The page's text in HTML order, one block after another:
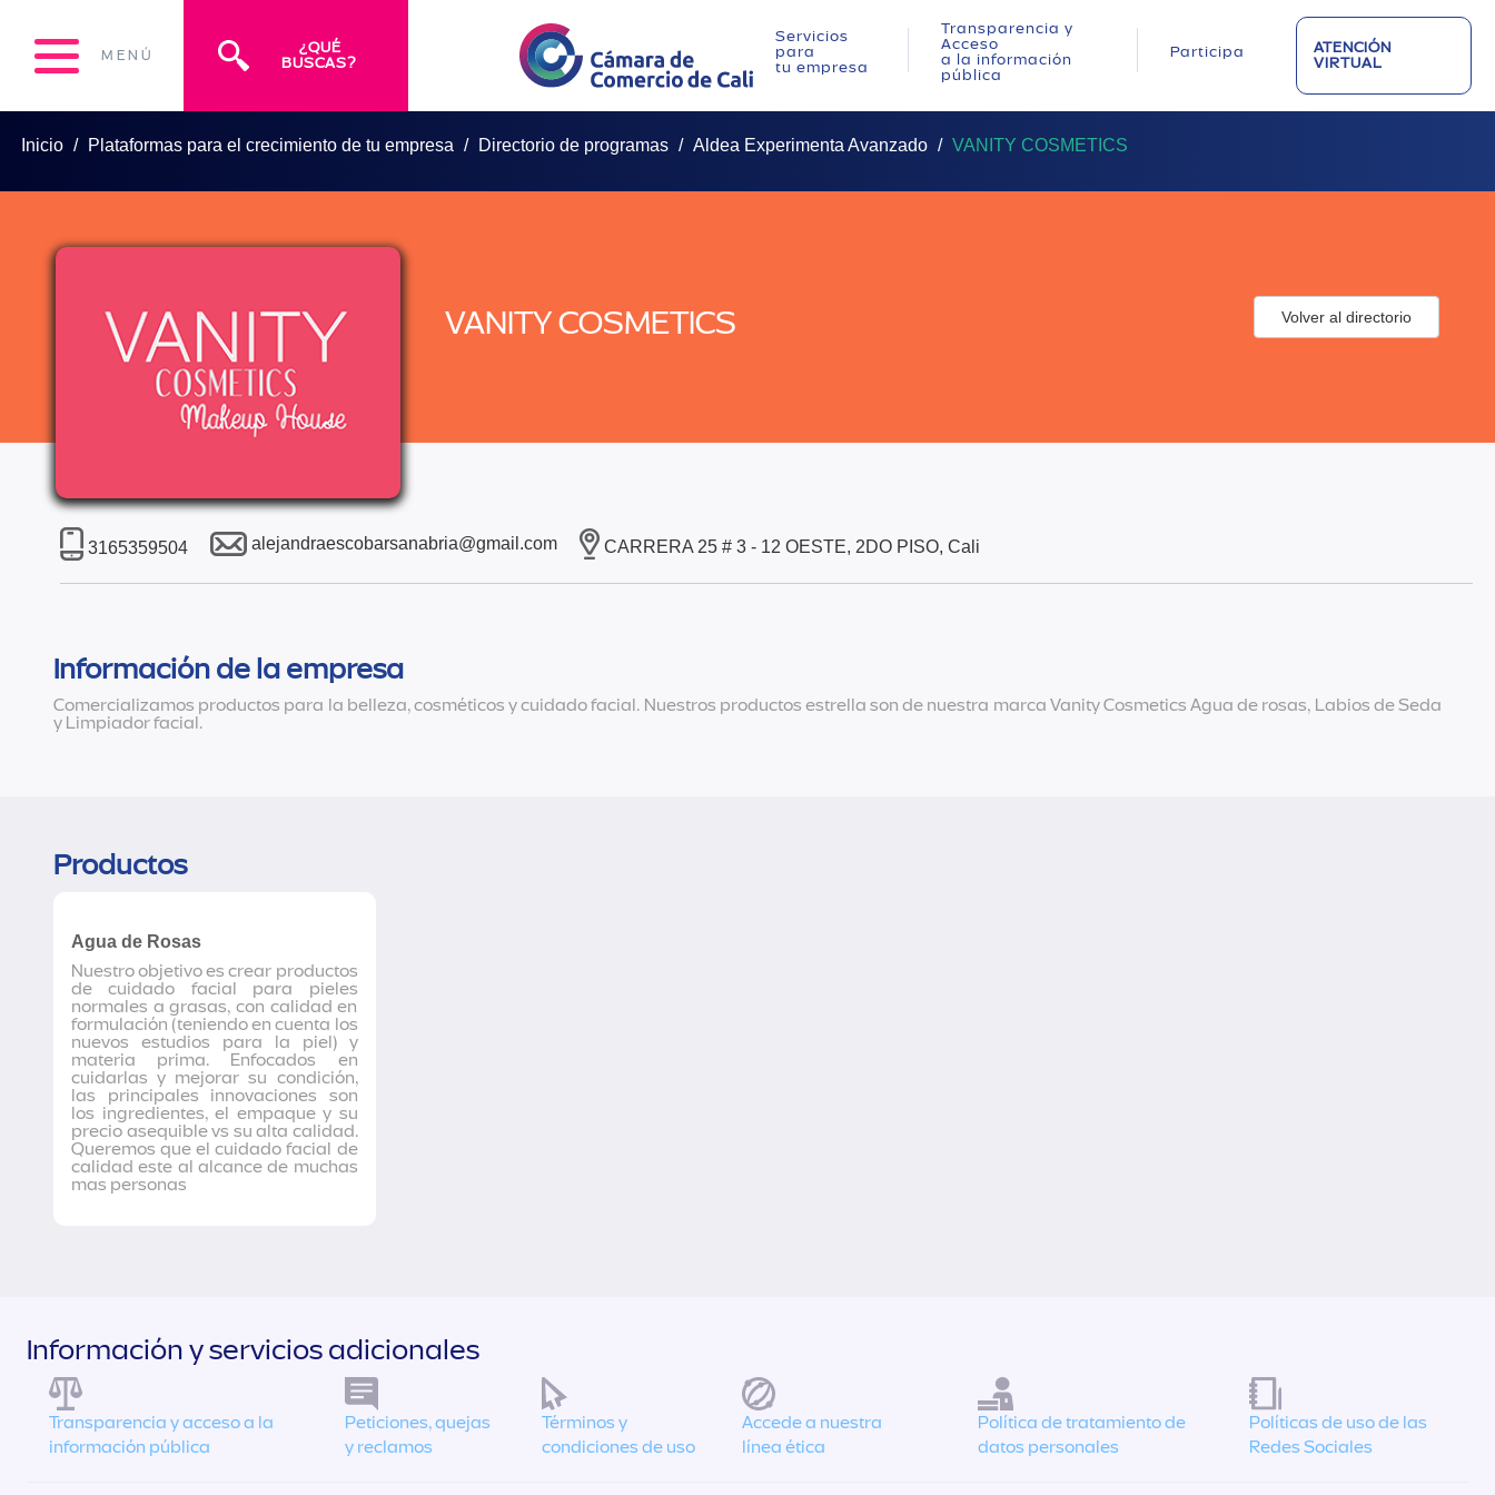
MENÚ
¿QUÉ
BUSCAS?
Servicios
para
tu empresa
Transparencia y
Acceso
a la información
pública
Participa
ATENCIÓN
VIRTUAL
Inicio Plataformas para el crecimiento de tu empresa Directorio de programas Aldea Experimenta Avanzado VANITY COSMETICS
VANITY COSMETICS Volver al directorio
3165359504 alejandraescobarsanabria@gmail.com CARRERA 25 # 3 - 12 OESTE, 2DO PISO, Cali
Información de la empresa
Comercializamos productos para la belleza, cosméticos y cuidado facial. Nuestros productos estrella son de nuestra marca Vanity Cosmetics Agua de rosas, Labios de Seda
y Limpiador facial.
Productos
Agua de Rosas
Nuestro objetivo es crear productos
de cuidado facial para pieles
normales a grasas, con calidad en
formulación (teniendo en cuenta los
nuevos estudios para la piel) y
materia prima. Enfocados en
cuidarlas y mejorar su condición,
las principales innovaciones son
los ingredientes, el empaque y su
precio asequible vs su alta calidad.
Queremos que el cuidado facial de
calidad este al alcance de muchas
mas personas
Información y servicios adicionales
Transparencia y acceso a la
información pública
Peticiones, quejas
y reclamos
Términos y
condiciones de uso
Accede a nuestra
línea ética
Política de tratamiento de
datos personales
Políticas de uso de las
Redes Sociales